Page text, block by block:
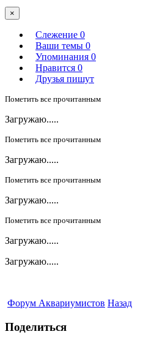
×
Слежение 0
Ваши темы 0
Упоминания 0
Нравится 0
Друзья пишут
Пометить все прочитанным
Загружаю.....
Пометить все прочитанным
Загружаю.....
Пометить все прочитанным
Загружаю.....
Пометить все прочитанным
Загружаю.....
Загружаю.....
Форум Аквариумистов Назад
Поделиться